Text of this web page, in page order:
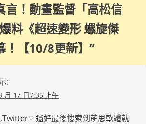
言！動畫監督「高松信
料《超速變形 螺旋傑
【10/8更新】 ”
:
月 17 日7:35 上午
，還好最後搜索到萌思軟體就